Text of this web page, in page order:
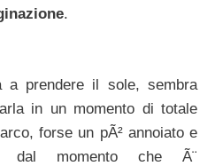
.
a prendere il sole, sembra
in un momento di totale
forse un pÃ² annoiato e
dal momento che Ã¨